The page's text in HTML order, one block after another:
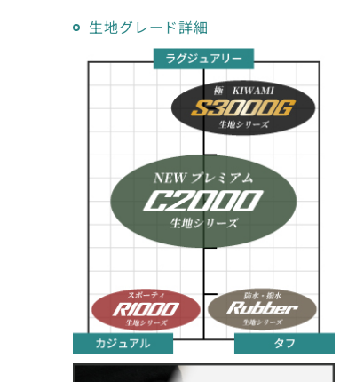
生地グレード詳細